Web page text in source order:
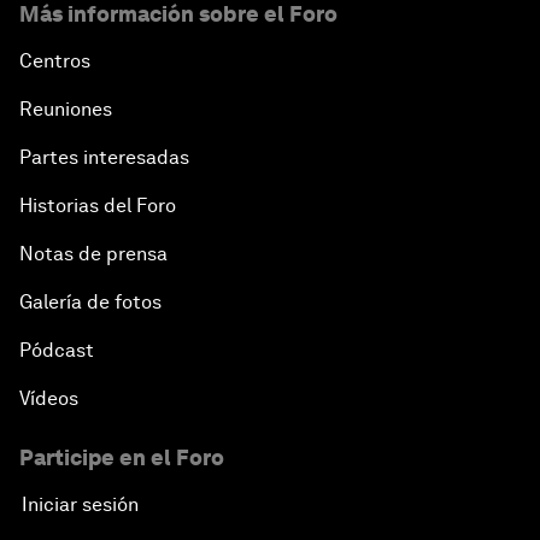
Más información sobre el Foro
Centros
Reuniones
Partes interesadas
Historias del Foro
Notas de prensa
Galería de fotos
Pódcast
Vídeos
Participe en el Foro
Iniciar sesión